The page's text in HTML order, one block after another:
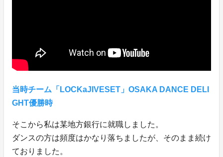
当時チーム「LOCKaJIVESET」OSAKA DANCE DELI
GHT優勝時
そこから私は某地方銀行に就職しました。
ダンスの方は頻度はかなり落ちましたが、そのまま続け
ておりました。